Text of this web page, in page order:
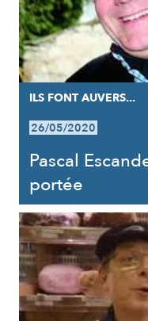
ILS FONT AUVERS...
26/05/2020
Pascal
portée